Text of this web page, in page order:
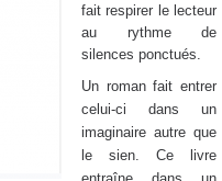
fait respirer le lecteur
au rythme de
silences ponctués.
Un roman fait entrer
celui-ci dans un
imaginaire autre que
le sien. Ce livre